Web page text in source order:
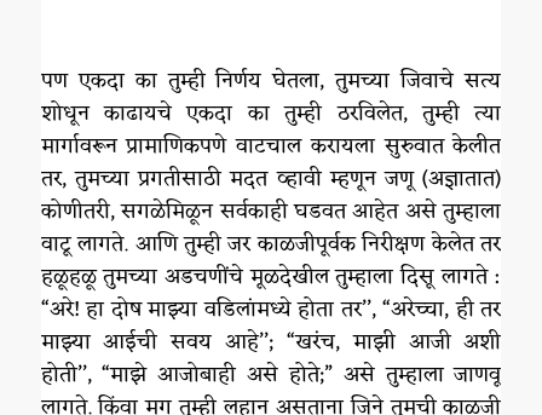
पण एकदा का तुम्ही निर्णय घेतला, तुमच्या जिवाचे सत्य
शोधून काढायचे एकदा का तुम्ही ठरविलेत, तुम्ही त्या
मार्गावरून प्रामाणिकपणे वाटचाल करायला सुरुवात केलीत
तर, तुमच्या प्रगतीसाठी मदत व्हावी म्हणून जणू (अज्ञातात)
कोणीतरी, सगळेमिळून सर्वकाही घडवत आहेत असे तुम्हाला
वाटू लागते. आणि तुम्ही जर काळजीपूर्वक निरीक्षण केलेत तर
हळूहळू तुमच्या अडचणींचे मूळदेखील तुम्हाला दिसू लागते :
“अरे! हा दोष माझ्या वडिलांमध्ये होता तर’’, “अरेच्चा, ही तर
माझ्या आईची सवय आहे’’; “खरंच, माझी आजी अशी
होती’’, “माझे आजोबाही असे होते;” असे तुम्हाला जाणवू